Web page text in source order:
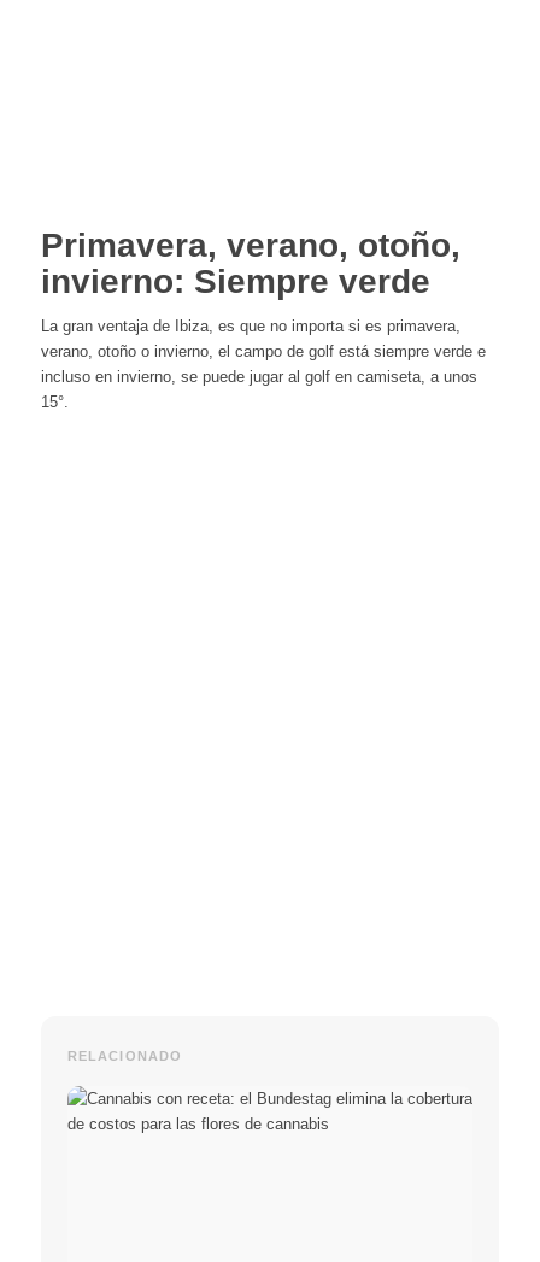
Primavera, verano, otoño,
invierno: Siempre verde
La gran ventaja de Ibiza, es que no importa si es primavera,
verano, otoño o invierno, el campo de golf está siempre verde e
incluso en invierno, se puede jugar al golf en camiseta, a unos
15°.
RELACIONADO